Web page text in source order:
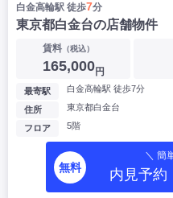
白金高輪駅 徒歩7分
東京都白金台の店舗物件
賃料（税込）
165,000円
最寄駅 白金高輪駅 徒歩7分
住所 東京都白金台
フロア 5階
無料
＼ 簡
内見予約